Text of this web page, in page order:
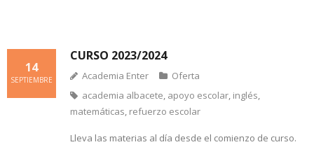
CURSO 2023/2024
14
SEPTIEMBRE Academia Enter
Oferta
academia albacete, apoyo escolar, inglés,
matemáticas, refuerzo escolar
Lleva las materias al día desde el comienzo de curso.